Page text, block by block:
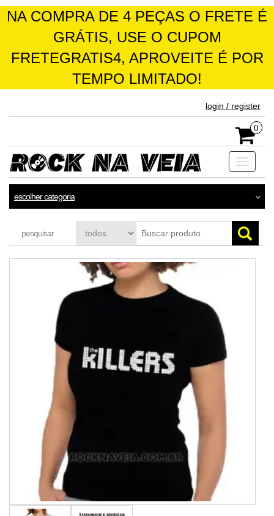
NA COMPRA DE 4 PEÇAS O FRETE É
GRÁTIS, USE O CUPOM
FRETEGRATIS4, APROVEITE É POR
TEMPO LIMITADO!
login / register
0
Toggle
escolher categoria
pesquisar